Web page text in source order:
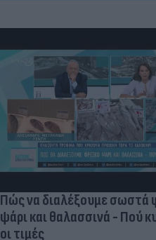
Πώς να διαλέξουμε σωστά
ψάρι και θαλασσινά - Πού
οι τιμές